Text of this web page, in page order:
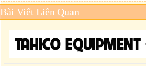
Bài Viết Liên Quan